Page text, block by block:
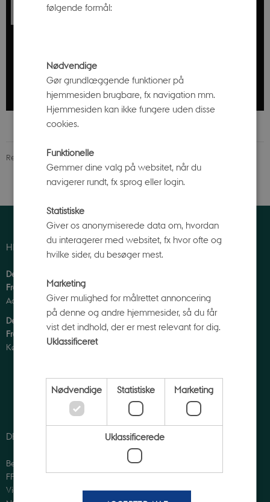
Revideret 29.06.2026
HER VAR VI
Det Nationale Center for
Fremmedsprog (Vest)
Aarhus Universitet
Det Nationale Center for
Fremmedsprog (Øst)
Københavns Universitet
DET SKETE I 2018-2025
Bevilgede projekter
FFF-projektet
Vidensbanken
OM NCFF
Om centret
Om sprogstrategien
følgende formål:
Nødvendige
Gør grundlæggende funktioner på
hjemmesiden brugbare, fx navigation mm.
Hjemmesiden kan ikke fungere uden disse
cookies.
Funktionelle
Gemmer dine valg på websitet, når du
navigerer rundt, fx sprog eller login.
Statistiske
Giver os anonymiserede data om, hvordan
du interagerer med websitet, fx hvor ofte og
hvilke sider, du besøger mest.
Marketing
Giver mulighed for målrettet annoncering
på denne og andre hjemmesider, så du får
vist det indhold, der er mest relevant for dig.
Uklassificeret
Nødvendige Statistiske Marketing
Uklassificerede